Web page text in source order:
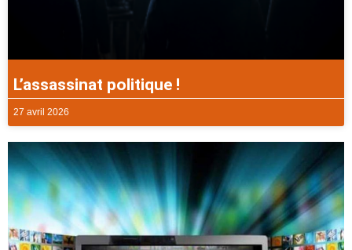
L’assassinat politique !
27 avril 2026